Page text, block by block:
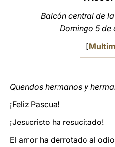
Balcón central de
Domingo 5 de
[
Queridos hermanos y
¡Feliz Pascua!
¡Jesucristo ha resucitado!
El amor ha derrotado al